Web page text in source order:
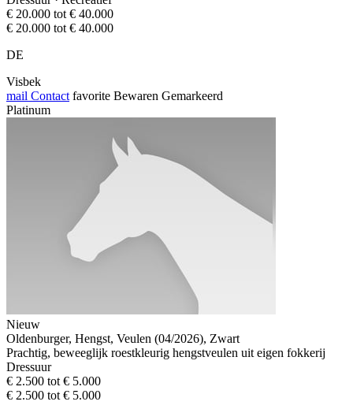
€ 20.000 tot € 40.000
€ 20.000 tot € 40.000
DE
Visbek
mail Contact favorite Bewaren Gemarkeerd
Platinum
Nieuw
Oldenburger, Hengst, Veulen (04/2026), Zwart
Prachtig, beweeglijk roestkleurig hengstveulen uit eigen fokkerij
Dressuur
€ 2.500 tot € 5.000
€ 2.500 tot € 5.000